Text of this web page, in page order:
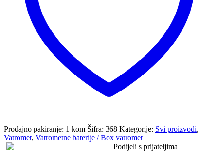
Prodajno pakiranje: 1 kom Šifra: 368 Kategorije: Svi proizvodi,
Vatromet, Vatrometne baterije / Box vatromet
Podijeli s prijateljima